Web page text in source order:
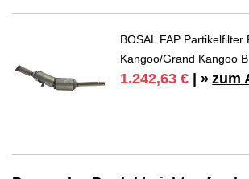
BOSAL FAP Partikelfilter
Kangoo/Grand Kangoo
1.242,63 € | » zum